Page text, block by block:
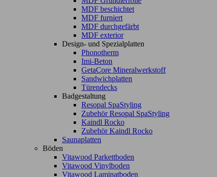
MDF beschichtet
MDF furniert
MDF durchgefärbt
MDF exterior
Design- und Spezialplatten
Phonotherm
Imi-Beton
GetaCore Mineralwerkstoff
Sandwichplatten
Türendecks
Badgestaltung
Resopal SpaStyling
Zubehör Resopal SpaStyling
Kaindl Rocko
Zubehör Kaindl Rocko
Saunaplatten
Böden
Vitawood Parkettboden
Vitawood Vinylboden
Vitawood Laminatboden